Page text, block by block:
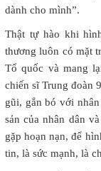
dành cho mình”.
Thật tự hào khi
thương luôn có mặt
Tổ quốc và mang
chiến sĩ Trung đoàn
gũi, gắn bó với
sản của nhân dân
gặp hoạn nạn, để
tin, là sức mạnh, là